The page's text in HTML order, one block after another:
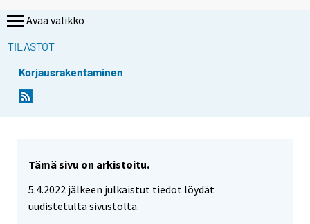
Avaa valikko
TILASTOT
Korjausrakentaminen
Tämä sivu on arkistoitu.
5.4.2022 jälkeen julkaistut tiedot löydät
uudistetulta sivustolta.